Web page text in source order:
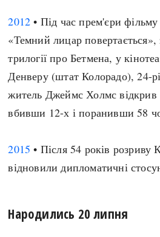
2012 • Під час прем'єри
«Темний лицар повертається»,
трилогії про Бетмена, у
Денверу (штат Колорадо), 24-
житель Джеймс Холмс відкрив
вбивши 12-х і поранивши 58
2015 • Після 54 років
відновили дипломатичні
Народились 20 липня